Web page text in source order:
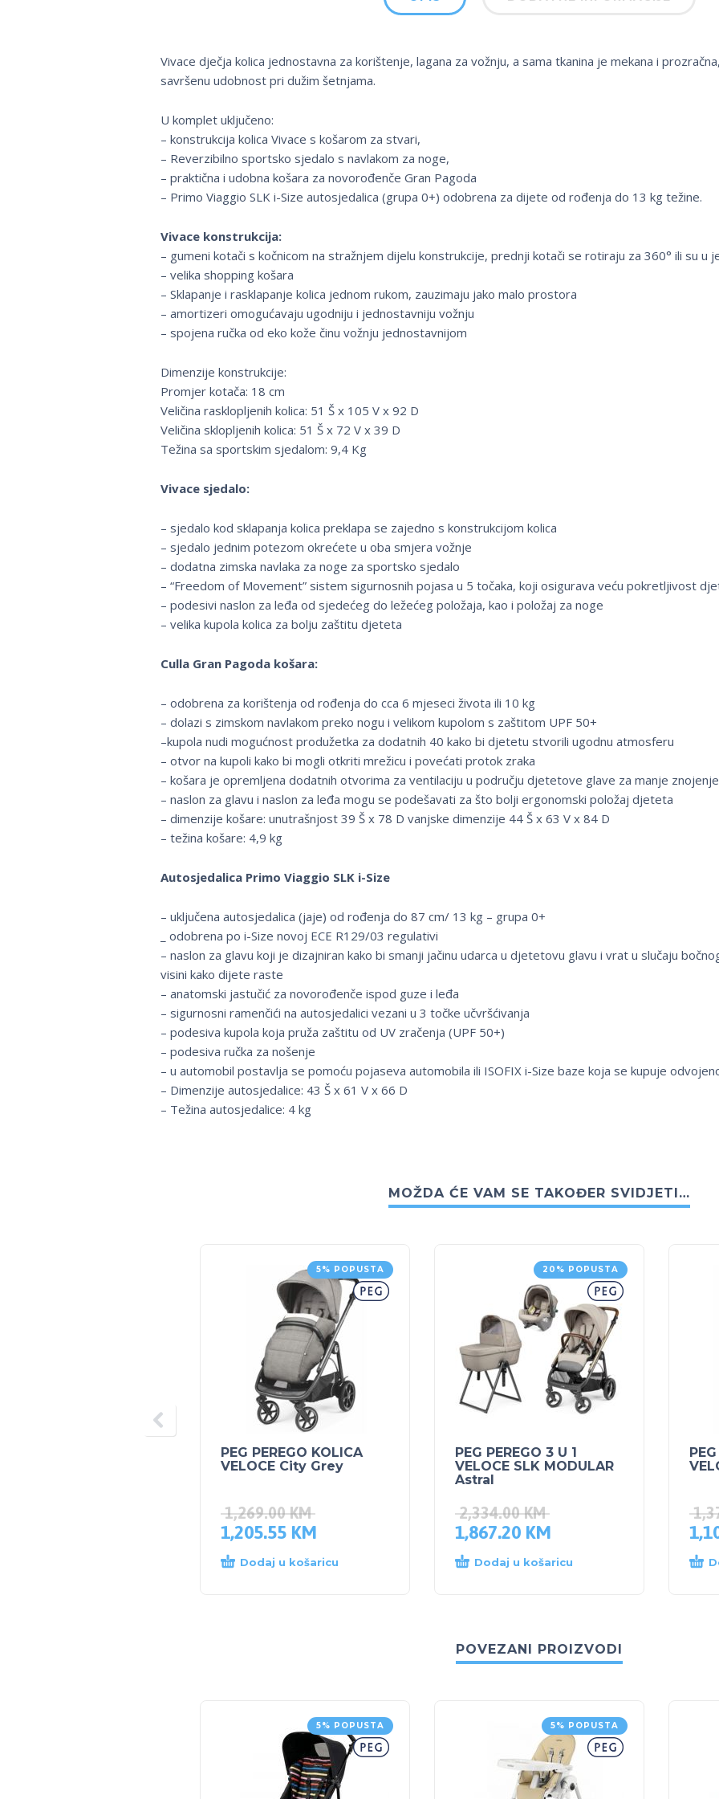
Vivace dječja kolica jednostavna za korištenje, lagana za vožnju, a sama tkanina je mekana i
savršenu udobnost pri dužim šetnjama.
U komplet uključeno:
– konstrukcija kolica Vivace s košarom za stvari,
– Reverzibilno sportsko sjedalo s navlakom za noge,
– praktična i udobna košara za novorođenče Gran Pagoda
– Primo Viaggio SLK i-Size autosjedalica (grupa 0+) odobrena za dijete od rođenja do 13 kg težine.
Vivace konstrukcija:
– gumeni kotači s kočnicom na stražnjem dijelu konstrukcije, prednji kotači se rotiraju za 360° ili su u
– velika shopping košara
– Sklapanje i rasklapanje kolica jednom rukom, zauzimaju jako malo prostora
– amortizeri omogućavaju ugodniju i jednostavniju vožnju
– spojena ručka od eko kože činu vožnju jednostavnijom
Dimenzije konstrukcije:
Promjer kotača: 18 cm
Veličina rasklopljenih kolica: 51 Š x 105 V x 92 D
Veličina sklopljenih kolica: 51 Š x 72 V x 39 D
Težina sa sportskim sjedalom: 9,4 Kg
Vivace sjedalo:
– sjedalo kod sklapanja kolica preklapa se zajedno s konstrukcijom kolica
– sjedalo jednim potezom okrećete u oba smjera vožnje
– dodatna zimska navlaka za noge za sportsko sjedalo
– “Freedom of Movement” sistem sigurnosnih pojasa u 5 točaka, koji osigurava veću pokretljivost
– podesivi naslon za leđa od sjedećeg do ležećeg položaja, kao i položaj za noge
– velika kupola kolica za bolju zaštitu djeteta
Culla Gran Pagoda košara:
– odobrena za korištenja od rođenja do cca 6 mjeseci života ili 10 kg
– dolazi s zimskom navlakom preko nogu i velikom kupolom s zaštitom UPF 50+
–kupola nudi mogućnost produžetka za dodatnih 40 kako bi djetetu stvorili ugodnu atmosferu
– otvor na kupoli kako bi mogli otkriti mrežicu i povećati protok zraka
– košara je opremljena dodatnih otvorima za ventilaciju u području djetetove glave za manje
– naslon za glavu i naslon za leđa mogu se podešavati za što bolji ergonomski položaj djeteta
– dimenzije košare: unutrašnjost 39 Š x 78 D vanjske dimenzije 44 Š x 63 V x 84 D
– težina košare: 4,9 kg
Autosjedalica Primo Viaggio SLK i-Size
– uključena autosjedalica (jaje) od rođenja do 87 cm/ 13 kg – grupa 0+
_ odobrena po i-Size novoj ECE R129/03 regulativi
– naslon za glavu koji je dizajniran kako bi smanji jačinu udarca u djetetovu glavu i vrat u slučaju
visini kako dijete raste
– anatomski jastučić za novorođenče ispod guze i leđa
– sigurnosni ramenčići na autosjedalici vezani u 3 točke učvršćivanja
– podesiva kupola koja pruža zaštitu od UV zračenja (UPF 50+)
– podesiva ručka za nošenje
– u automobil postavlja se pomoću pojaseva automobila ili ISOFIX i-Size baze koja se kupuje
– Dimenzije autosjedalice: 43 Š x 61 V x 66 D
– Težina autosjedalice: 4 kg
MOŽDA ĆE VAM SE TAKOĐER SVIDJETI…
5% POPUSTA
PEG PEREGO KOLICA
VELOCE City Grey
1,269.00KM
1,205.55 KM
Dodaj u košaricu
20% POPUSTA
PEG PEREGO 3 U 1
VELOCE SLK MODULAR
Astral
2,334.00KM
1,867.20 KM
Dodaj u košaricu
POVEZANI PROIZVODI
5% POPUSTA 5% POPUSTA